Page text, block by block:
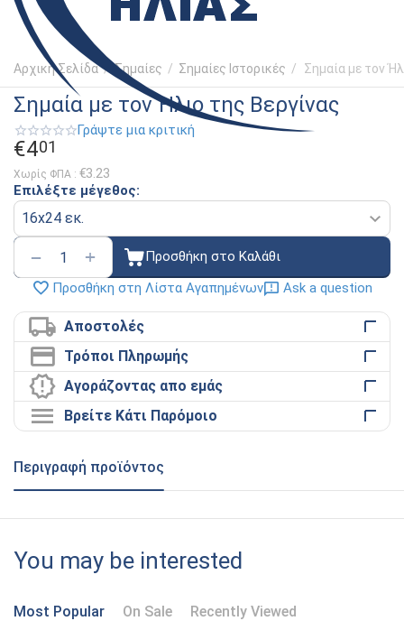
Αρχική Σελίδα / Σημαίες / Σημαίες Ιστορικές / Σημαία με τον
Σημαία με τον Ήλιο της Βεργίνας
Γράψτε μια κριτική
€401
Χωρίς ΦΠΑ : €3.23
Επιλέξτε μέγεθος:
+
−
Προσθήκη στο Καλάθι
Προσθήκη στη Λίστα Αγαπημένων
Ask a question
Αποστολές
Τρόποι Πληρωμής
Αγοράζοντας απο εμάς
Βρείτε Κάτι Παρόμοιο
Περιγραφή προϊόντος
You may be interested
Most Popular On Sale Recently Viewed